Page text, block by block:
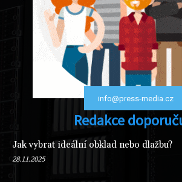
info@press-media.cz
Redakce
Jak vybrat ideální obklad nebo dlažbu?
28.11.2025